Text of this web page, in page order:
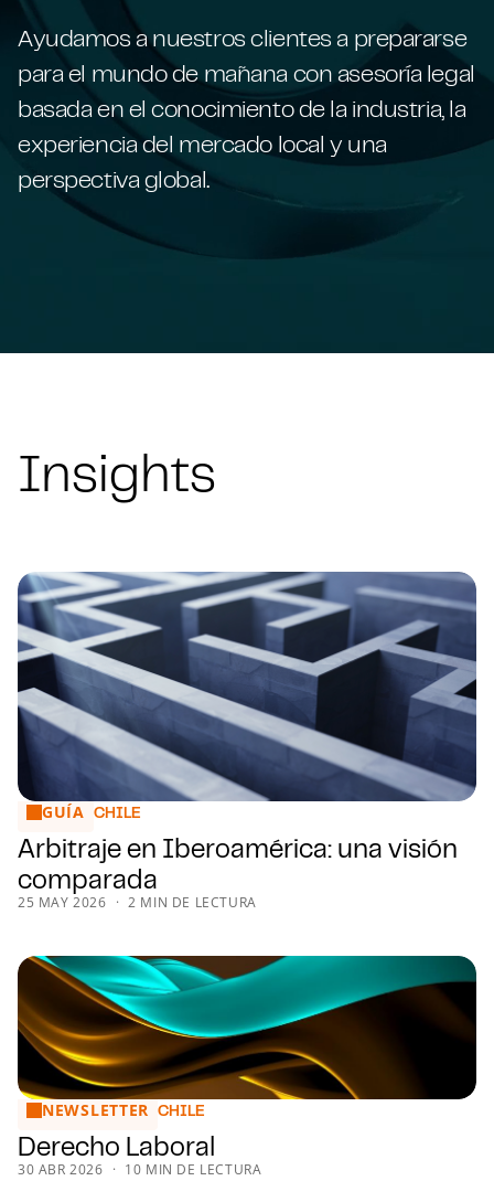
Ayudamos a nuestros clientes a prepararse
para el mundo de mañana con asesoría legal
basada en el conocimiento de la industria, la
experiencia del mercado local y una
perspectiva global.
Insights
Arbitraje en Iberoamérica: una visión comparada
GUÍA CHILE
Arbitraje en Iberoamérica: una visión
comparada
25 MAY 2026 2 MIN DE LECTURA
Derecho Laboral
NEWSLETTER CHILE
Derecho Laboral
30 ABR 2026 10 MIN DE LECTURA